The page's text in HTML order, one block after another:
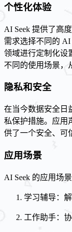
个性化体验
AI Seek 提供了高
需求选择不同的
领域进行定制化设
不同的使用场景，
隐私和安全
在当今数据安全日
私保护措施。应用
供了一个安全、可
应用场景
AI Seek 的应用场
学习辅导：
工作助手：